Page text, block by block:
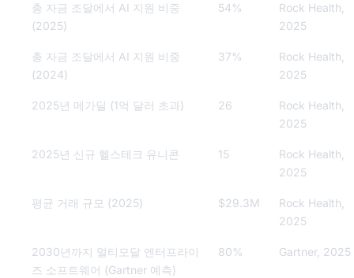
총 자금 조달에서 AI 지원 비중
(2025)
54%
Rock Health,
2025
총 자금 조달에서 AI 지원 비중
(2024)
37%
Rock Health,
2025
2025년 메가딜 (1억 달러 초과) 26
Rock Health,
2025
2025년 신규 헬스테크 유니콘 15
Rock Health,
2025
평균 거래 규모 (2025) $29.3M
Rock Health,
2025
2030년까지 멀티모달 엔터프라이
즈 소프트웨어 (Gartner 예측)
80% Gartner, 2025